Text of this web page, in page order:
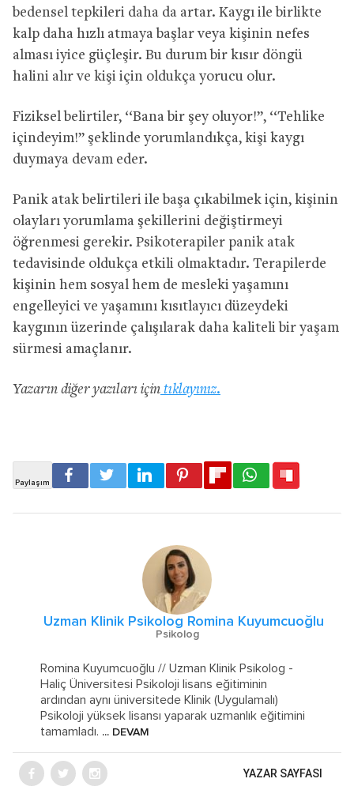
bedensel tepkileri daha da artar. Kaygı ile birlikte
kalp daha hızlı atmaya başlar veya kişinin nefes
alması iyice güçleşir. Bu durum bir kısır döngü
halini alır ve kişi için oldukça yorucu olur.
Fiziksel belirtiler, ‘‘Bana bir şey oluyor!’’, ‘‘Tehlike
içindeyim!’’ şeklinde yorumlandıkça, kişi kaygı
duymaya devam eder.
Panik atak belirtileri ile başa çıkabilmek için, kişinin
olayları yorumlama şekillerini değiştirmeyi
öğrenmesi gerekir. Psikoterapiler panik atak
tedavisinde oldukça etkili olmaktadır. Terapilerde
kişinin hem sosyal hem de mesleki yaşamını
engelleyici ve yaşamını kısıtlayıcı düzeydeki
kaygının üzerinde çalışılarak daha kaliteli bir yaşam
sürmesi amaçlanır.
Yazarın diğer yazıları için tıklayınız.
Uzman Klinik Psikolog Romina Kuyumcuoğlu
Psikolog
Romina Kuyumcuoğlu // Uzman Klinik Psikolog -
Haliç Üniversitesi Psikoloji lisans eğitiminin
ardından aynı üniversitede Klinik (Uygulamalı)
Psikoloji yüksek lisansı yaparak uzmanlık eğitimini
tamamladı. ... DEVAM
YAZAR SAYFASI